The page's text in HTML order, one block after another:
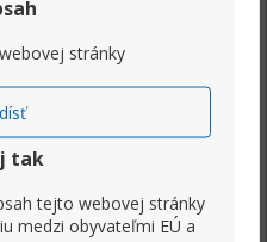
stránky
tak
tejto webovej stránky
medzi obyvateľmi EÚ a
Apoorva t ramaswamy.
Lands end.
__media__/
js/
__media__/